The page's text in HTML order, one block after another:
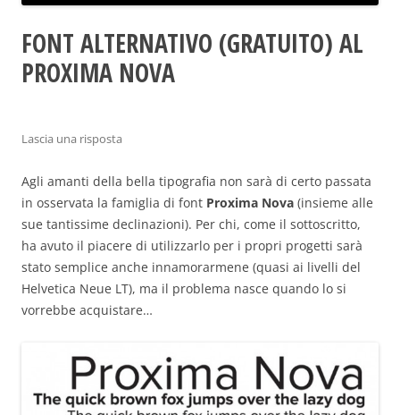
FONT ALTERNATIVO (GRATUITO) AL
PROXIMA NOVA
Lascia una risposta
Agli amanti della bella tipografia non sarà di certo passata
in osservata la famiglia di font Proxima Nova (insieme alle
sue tantissime declinazioni). Per chi, come il sottoscritto,
ha avuto il piacere di utilizzarlo per i propri progetti sarà
stato semplice anche innamorarmene (quasi ai livelli del
Helvetica Neue LT), ma il problema nasce quando lo si
vorrebbe acquistare…